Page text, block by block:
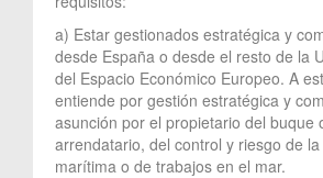
a) Estar gestionados estratégica y
desde España o desde el resto de la
del Espacio Económico Europeo. A
entiende por gestión estratégica y
asunción por el propietario del buque
arrendatario, del control y riesgo de
marítima o de trabajos en el mar.